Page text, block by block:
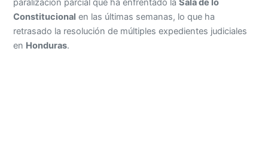
paralización parcial que ha enfrentado laSala de lo
Constitucional en las últimas semanas, lo que ha
retrasado la resolución de múltiples expedientes judiciales
en Honduras.